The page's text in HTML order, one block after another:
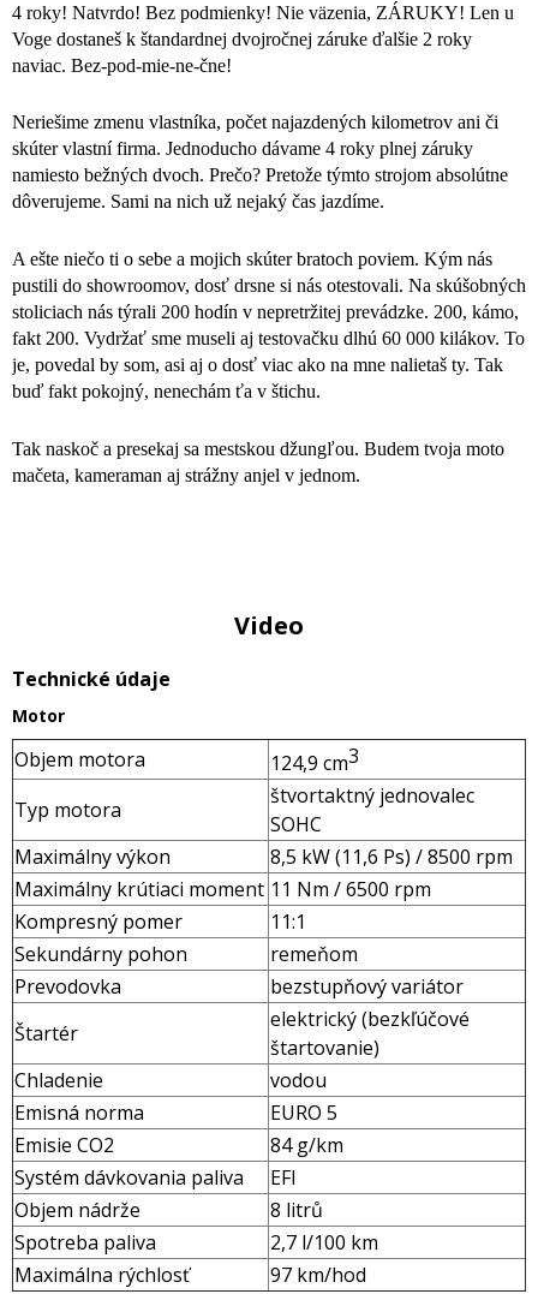
4 roky! Natvrdo! Bez podmienky! Nie väzenia, ZÁRUKY! Len u
Voge dostaneš k štandardnej dvojročnej záruke ďalšie 2 roky
naviac. Bez-pod-mie-ne-čne!
Neriešime zmenu vlastníka, počet najazdených kilometrov ani či
skúter vlastní firma. Jednoducho dávame 4 roky plnej záruky
namiesto bežných dvoch. Prečo? Pretože týmto strojom absolútne
dôverujeme. Sami na nich už nejaký čas jazdíme.
A ešte niečo ti o sebe a mojich skúter bratoch poviem. Kým nás
pustili do showroomov, dosť drsne si nás otestovali. Na skúšobných
stoliciach nás týrali 200 hodín v nepretržitej prevádzke. 200, kámo,
fakt 200. Vydržať sme museli aj testovačku dlhú 60 000 kilákov. To
je, povedal by som, asi aj o dosť viac ako na mne nalietaš ty. Tak
buď fakt pokojný, nenechám ťa v štichu.
Tak naskoč a presekaj sa mestskou džungľou. Budem tvoja moto
mačeta, kameraman aj strážny anjel v jednom.
Video
Technické údaje
Motor
Objem motora 124,9 cm3
Typ motora
štvortaktný jednovalec
SOHC
Maximálny výkon
8,5 kW (11,6 Ps) / 8500 rpm
Maximálny krútiaci moment 11 Nm / 6500 rpm
Kompresný pomer
11:1
Sekundárny pohon
remeňom
Prevodovka
bezstupňový variátor
Štartér
elektrický (bezkľúčové
štartovanie)
Chladenie
vodou
Emisná norma
EURO 5
Emisie CO2
84 g/km
Systém dávkovania paliva
EFI
Objem nádrže
8 litrů
Spotreba paliva
2,7 l/100 km
Maximálna rýchlosť
97 km/hod